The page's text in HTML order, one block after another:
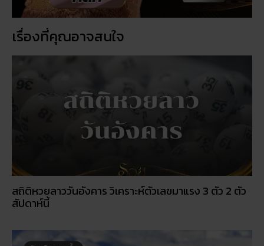
เรื่องที่คุณอาจสนใจ
สถิติหวยลาววันอังคาร วิเคราะห์ตัวเลขมาแรง 3 ตัว 2 ตัว
สัปดาห์นี้